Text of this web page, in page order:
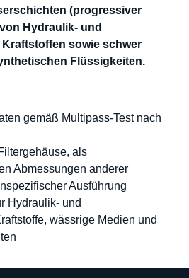
(progressiver
Hydraulik- und
sowie schwer
Flüssigkeiten.
gemäß Multipass-Test nach
als
Abmessungen anderer
Ausführung
Hydraulik- und
wässrige Medien und